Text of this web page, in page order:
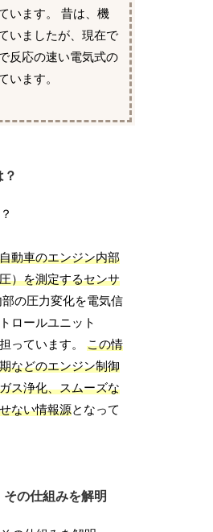
います。 昔は、機
いましたが、現在で
反応の速い電気式の
います。
動車のエンジン内部
）を測定するセンサ
の圧力変化を電気信
ロールユニット
担っています。この情
などのエンジン制御
ス浄化、スムーズな
ない情報源となって
の仕組みを解明